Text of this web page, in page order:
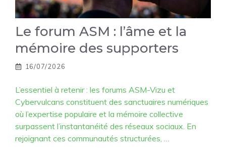
Le forum ASM : l’âme et la
mémoire des supporters
16/07/2026
L’essentiel à retenir : les forums ASM-Vizu et
Cybervulcans constituent des sanctuaires numériques
où l’expertise populaire et la mémoire collective
surpassent l’instantanéité des réseaux sociaux. En
rejoignant ces communautés structurées, …